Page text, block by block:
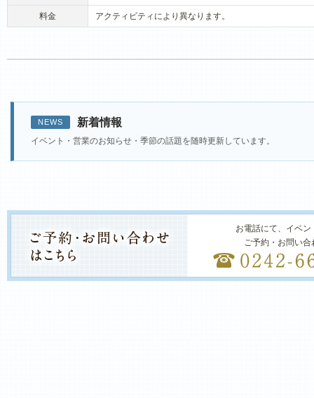
料金 アクティビティにより異なります。
NEWS 新着情報
イベント・営業のお知らせ・季節の話題を随時更新しています。
お電話にて、イベ
ご予約・お問い